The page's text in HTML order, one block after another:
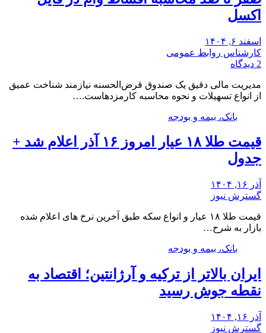
اکسل
اسفند ۶, ۱۴۰۴
کارشناس روابط عمومی
2 دیدگاه
مدیریت مالی دقیق یک صندوق قرض‌الحسنه نیازمند شناخت عمیق
از انواع تسهیلات و نحوه محاسبه کارمزدهاست.…
بانک، بیمه و بودجه
قیمت طلا ۱۸ عیار امروز ۱۶ آذر اعلام شد +
جدول
آذر ۱۶, ۱۴۰۴
گسترش نیوز
قیمت طلا ۱۸ عیار و انواع سکه طبق آخرین نرخ های اعلام شده
بازار به شرح…
بانک، بیمه و بودجه
ایران بالاتر از ترکیه و آرژانتین؛ اقتصاد به
نقطه جوش رسید
آذر ۱۶, ۱۴۰۴
گسترش نیوز